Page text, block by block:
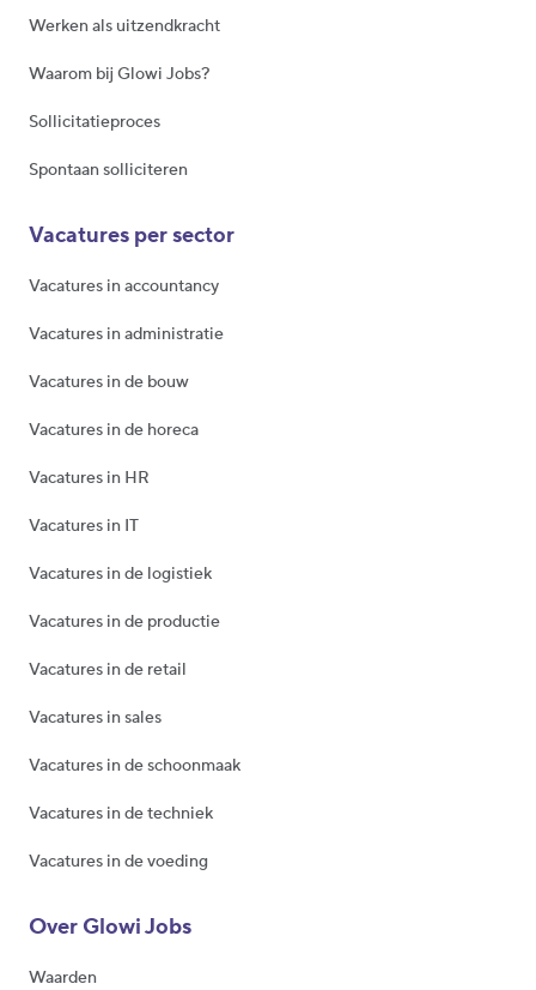
Werken als uitzendkracht
Waarom bij Glowi Jobs?
Sollicitatieproces
Spontaan solliciteren
Vacatures per sector
Vacatures in accountancy
Vacatures in administratie
Vacatures in de bouw
Vacatures in de horeca
Vacatures in HR
Vacatures in IT
Vacatures in de logistiek
Vacatures in de productie
Vacatures in de retail
Vacatures in sales
Vacatures in de schoonmaak
Vacatures in de techniek
Vacatures in de voeding
Over Glowi Jobs
Waarden